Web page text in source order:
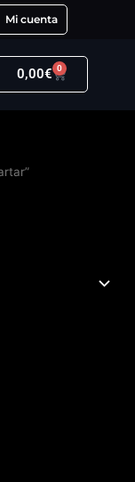
Mi cuenta
0,00€ 0
Carrito